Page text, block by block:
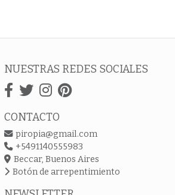
NUESTRAS REDES SOCIALES
CONTACTO
piropia@gmail.com
+5491140555983
Beccar, Buenos Aires
Botón de arrepentimiento